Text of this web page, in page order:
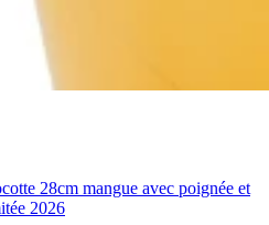
28cm mangue avec poignée et
2026